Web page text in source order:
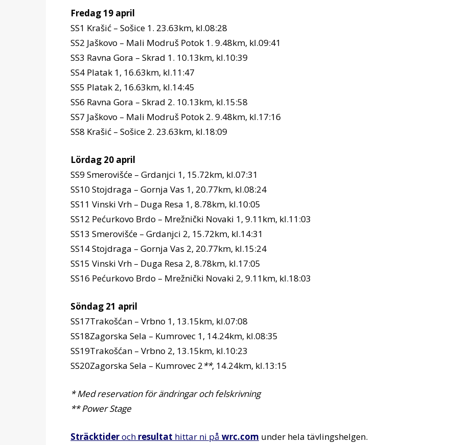
Fredag 19 april
SS1 Krašić – Sošice 1. 23.63km, kl.08:28
SS2 Jaškovo – Mali Modruš Potok 1. 9.48km, kl.09:41
SS3 Ravna Gora – Skrad 1. 10.13km, kl.10:39
SS4 Platak 1, 16.63km, kl.11:47
SS5 Platak 2, 16.63km, kl.14:45
SS6 Ravna Gora – Skrad 2. 10.13km, kl.15:58
SS7 Jaškovo – Mali Modruš Potok 2. 9.48km, kl.17:16
SS8 Krašić – Sošice 2. 23.63km, kl.18:09
Lördag 20 april
SS9 Smerovišće – Grdanjci 1, 15.72km, kl.07:31
SS10 Stojdraga – Gornja Vas 1, 20.77km, kl.08:24
SS11 Vinski Vrh – Duga Resa 1, 8.78km, kl.10:05
SS12 Pećurkovo Brdo – Mrežnički Novaki 1, 9.11km, kl.11:03
SS13 Smerovišće – Grdanjci 2, 15.72km, kl.14:31
SS14 Stojdraga – Gornja Vas 2, 20.77km, kl.15:24
SS15 Vinski Vrh – Duga Resa 2, 8.78km, kl.17:05
SS16 Pećurkovo Brdo – Mrežnički Novaki 2, 9.11km, kl.18:03
Söndag 21 april
SS17Trakošćan – Vrbno 1, 13.15km, kl.07:08
SS18Zagorska Sela – Kumrovec 1, 14.24km, kl.08:35
SS19Trakošćan – Vrbno 2, 13.15km, kl.10:23
SS20Zagorska Sela – Kumrovec 2**, 14.24km, kl.13:15
* Med reservation för ändringar och felskrivning
** Power Stage
Sträcktideroch resultat hittar ni på wrc.com under hela tävlingshelgen.